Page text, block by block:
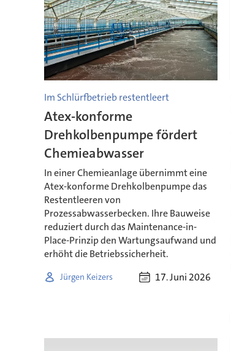
Im Schlürfbetrieb restentleert
Atex-konforme
Drehkolbenpumpe fördert
Chemieabwasser
In einer Chemieanlage übernimmt eine
Atex-konforme Drehkolbenpumpe das
Restentleeren von
Prozessabwasserbecken. Ihre Bauweise
reduziert durch das Maintenance-in-
Place-Prinzip den Wartungsaufwand und
erhöht die Betriebssicherheit.
Jürgen Keizers 17. Juni 2026